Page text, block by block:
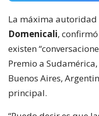
La máxima autoridad
Domenicali,
existen
Premio a
Buenos Aires,
principal.